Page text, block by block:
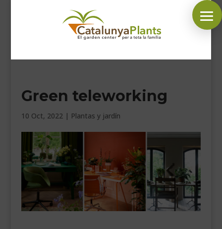
SÍGUENOS EN:
INICIO
MASCOTAS
DECORACIÓN
HORARIO GARDEN
CONTACTAR
Green teleworking
10 Oct, 2022| Plantas y jardín